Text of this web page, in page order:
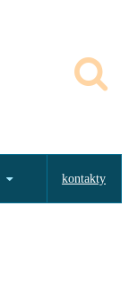
kontakty